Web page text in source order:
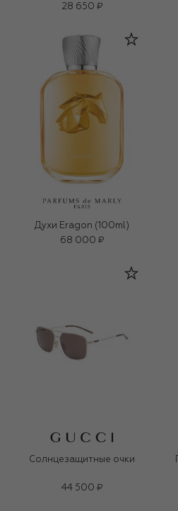
28 650 ₽
Духи Eragon (100ml)
68 000 ₽
Солнцезащитные очки
44 500 ₽